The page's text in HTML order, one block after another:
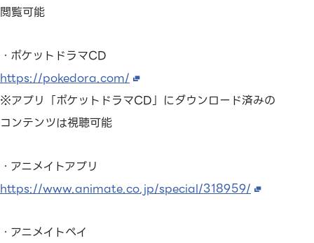
閲覧可能
・ポケットドラマCD
https://pokedora.com/
※アプリ「ポケットドラマCD」にダウンロード済みの
コンテンツは視聴可能
・アニメイトアプリ
https://www.animate.co.jp/special/318959/
・アニメイトペイ